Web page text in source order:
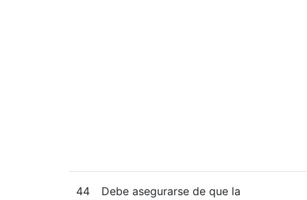
44
Debe asegurarse de que la